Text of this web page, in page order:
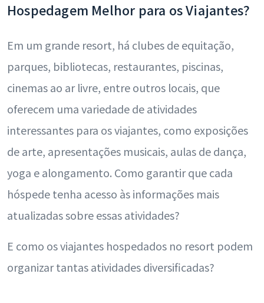
Hospedagem Melhor para os Viajantes?
Em um grande resort, há clubes de equitação,
parques, bibliotecas, restaurantes, piscinas,
cinemas ao ar livre, entre outros locais, que
oferecem uma variedade de atividades
interessantes para os viajantes, como exposições
de arte, apresentações musicais, aulas de dança,
yoga e alongamento. Como garantir que cada
hóspede tenha acesso às informações mais
atualizadas sobre essas atividades?
E como os viajantes hospedados no resort podem
organizar tantas atividades diversificadas?